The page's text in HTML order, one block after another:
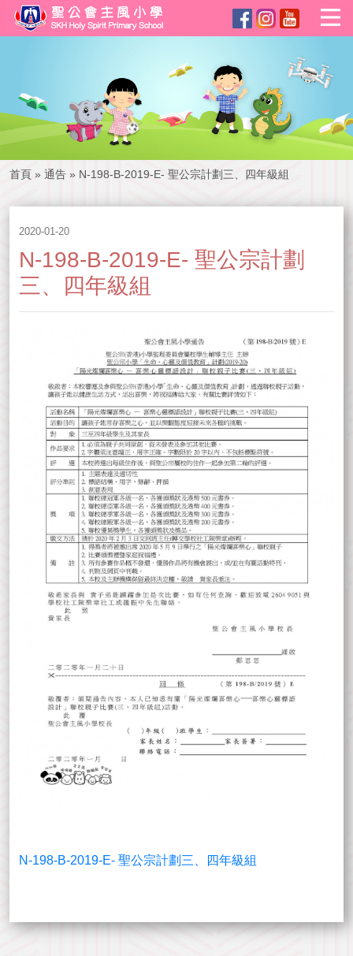
首頁 » 通告 » N-198-B-2019-E- 聖公宗計劃三、四年級組
2020-01-20
N-198-B-2019-E- 聖公宗計劃
三、四年級組
N-198-B-2019-E- 聖公宗計劃三、四年級組